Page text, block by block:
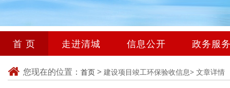
首 页 走进清城 信息公开 政务服
您现在的位置： 首页 > 建设项目竣工环保验收信息> 文章详情